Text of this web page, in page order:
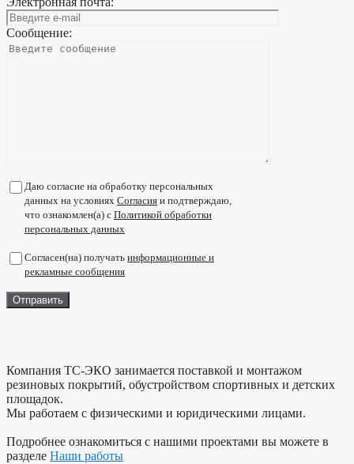
Сообщение:
Даю согласие на обработку персональных
данных на условиях Согласия и подтверждаю,
что ознакомлен(а) с Политикой обработки
персональных данных
Согласен(на) получать информационные и
рекламные сообщения
Компания ТС-ЭКО занимается поставкой и монтажом
резиновых покрытий, обустройством спортивных и детских
площадок.
Мы работаем с физическими и юридическими лицами.
Подробнее ознакомиться с нашими проектами вы можете в
разделе Наши работы